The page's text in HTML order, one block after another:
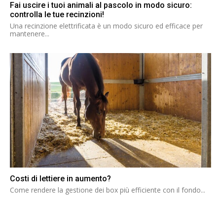
Fai uscire i tuoi animali al pascolo in modo sicuro:
controlla le tue recinzioni!
Una recinzione elettrificata è un modo sicuro ed efficace per
mantenere...
Costi di lettiere in aumento?
Come rendere la gestione dei box più efficiente con il fondo...